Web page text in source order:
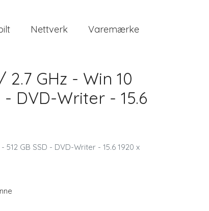
Nettverk Varemærke
GHz - Win 10
- DVD-Writer - 15.6
GB SSD - DVD-Writer - 15.6 1920 x